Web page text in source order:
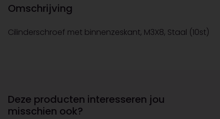
Omschrijving
Cilinderschroef met binnenzeskant, M3X8, Staal (10st)
Deze producten interesseren jou
misschien ook?